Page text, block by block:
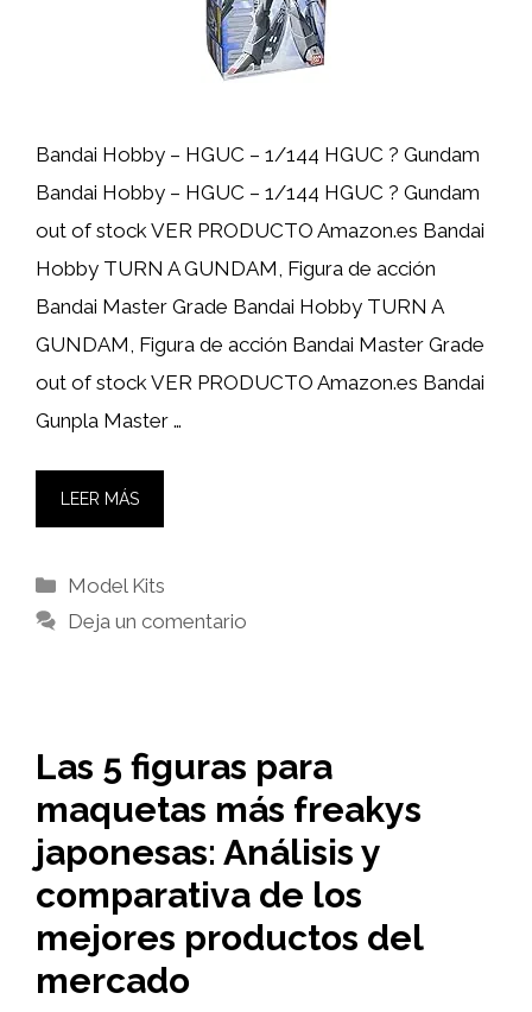
Bandai Hobby – HGUC – 1/144 HGUC ? Gundam
Bandai Hobby – HGUC – 1/144 HGUC ? Gundam
out of stock VER PRODUCTO Amazon.es Bandai
Hobby TURN A GUNDAM, Figura de acción
Bandai Master Grade Bandai Hobby TURN A
GUNDAM, Figura de acción Bandai Master Grade
out of stock VER PRODUCTO Amazon.es Bandai
Gunpla Master …
LEER MÁS
Categorías
Model Kits
Deja un comentario
Las 5 figuras para
maquetas más freakys
japonesas: Análisis y
comparativa de los
mejores productos del
mercado